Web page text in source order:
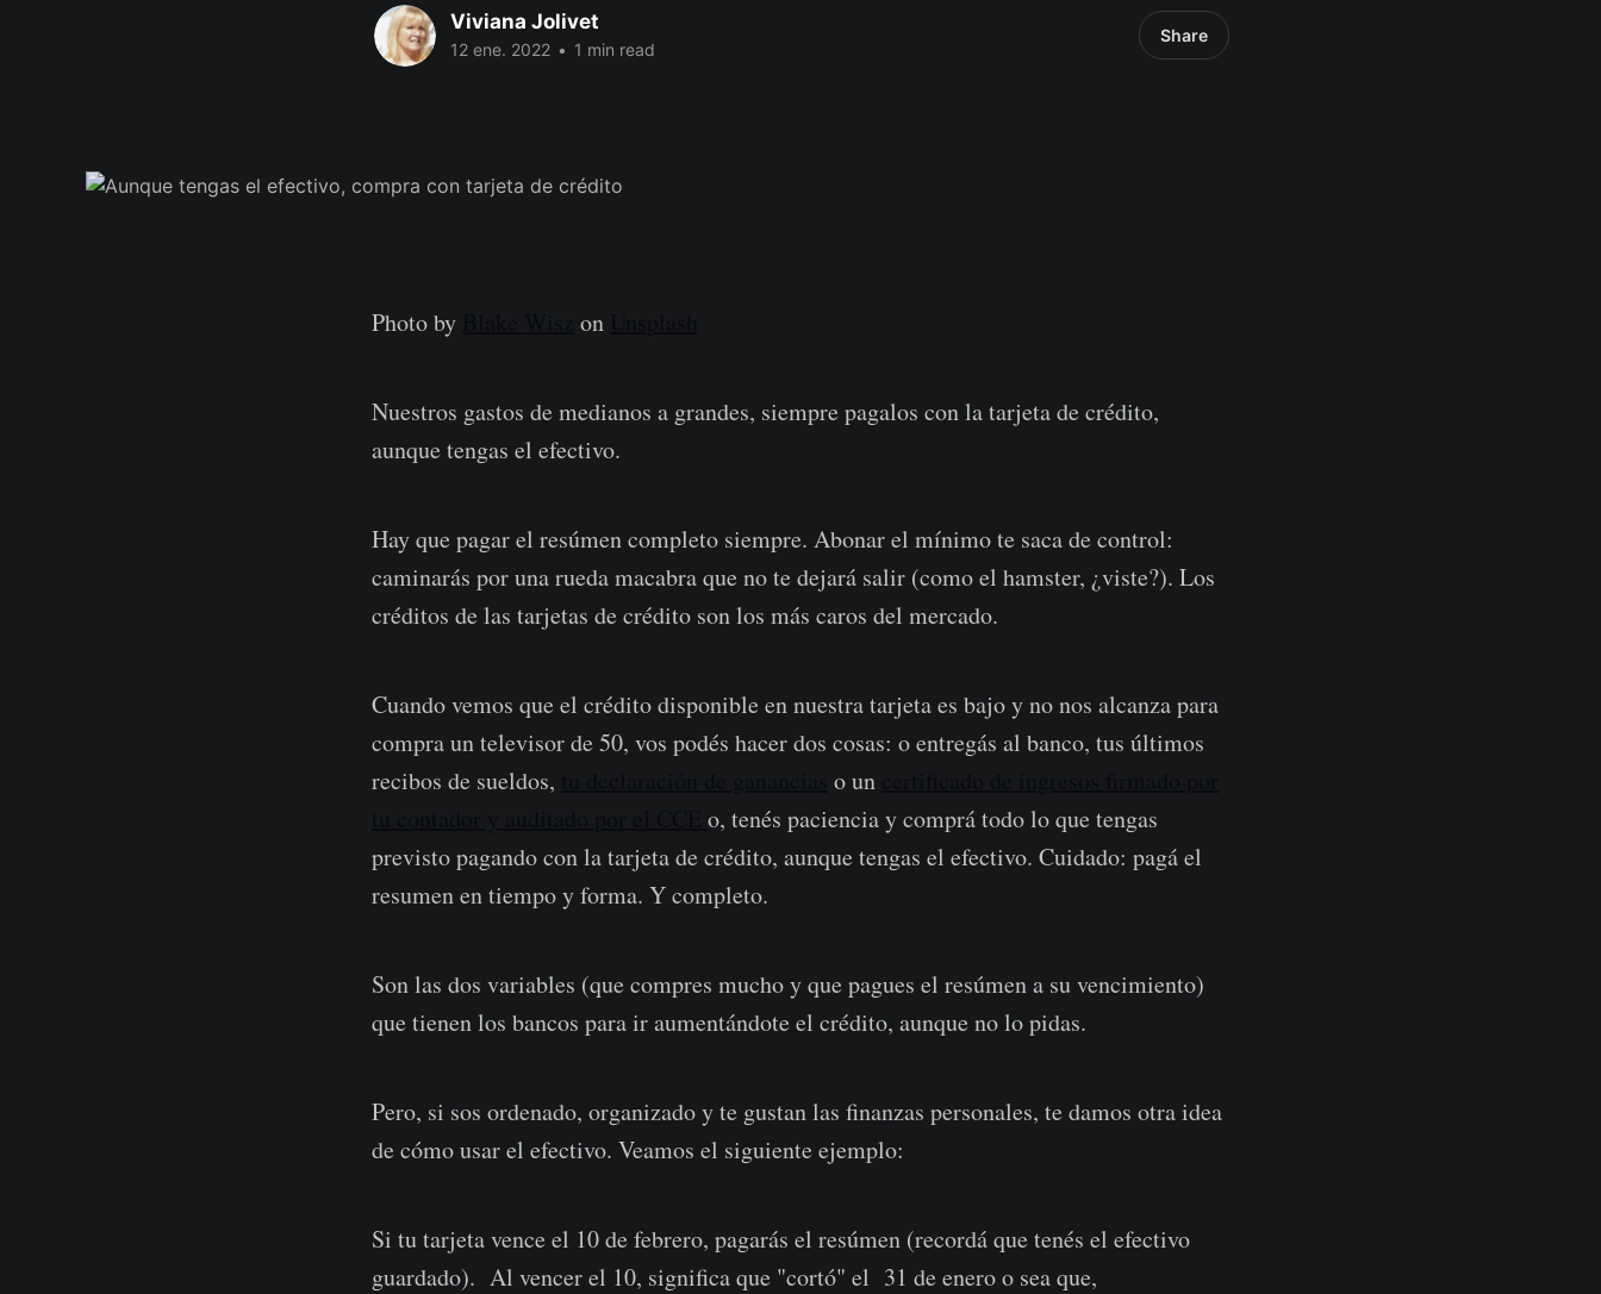
Viviana Jolivet
12 ene. 2022 • 1 min read
Share
Photo by on
Nuestros gastos de medianos a grandes, siempre pagalos con la tarjeta de crédito,
aunque tengas el efectivo.
Hay que pagar el resúmen completo siempre. Abonar el mínimo te saca de control:
caminarás por una rueda macabra que no te dejará salir (como el hamster, ¿viste?). Los
créditos de las tarjetas de crédito son los más caros del mercado.
Cuando vemos que el crédito disponible en nuestra tarjeta es bajo y no nos alcanza para
compra un televisor de 50, vos podés hacer dos cosas: o entregás al banco, tus últimos
recibos de sueldos,
o un
o, tenés paciencia y comprá todo lo que tengas
previsto pagando con la tarjeta de crédito, aunque tengas el efectivo. Cuidado: pagá el
resumen en tiempo y forma. Y completo.
Son las dos variables (que compres mucho y que pagues el resúmen a su vencimiento)
que tienen los bancos para ir aumentándote el crédito, aunque no lo pidas.
Pero, si sos ordenado, organizado y te gustan las finanzas personales, te damos otra idea
de cómo usar el efectivo. Veamos el siguiente ejemplo:
Si tu tarjeta vence el 10 de febrero, pagarás el resúmen (recordá que tenés el efectivo
guardado). Al vencer el 10, significa que "cortó" el 31 de enero o sea que,